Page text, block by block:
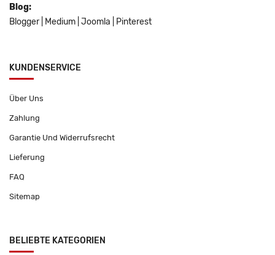
Blog:
Blogger Medium Joomla Pinterest
KUNDENSERVICE
Über Uns
Zahlung
Garantie Und Widerrufsrecht
Lieferung
FAQ
Sitemap
BELIEBTE KATEGORIEN